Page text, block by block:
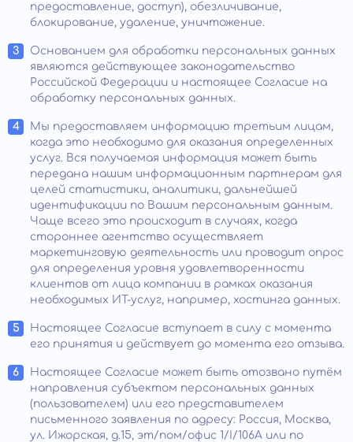
предоставление, доступ), обезличивание,
блокирование, удаление, уничтожение.
Основанием для обработки персональных данных
являются действующее законодательство
Российской Федерации и настоящее Согласие на
обработку персональных данных.
Мы предоставляем информацию третьим лицам,
когда это необходимо для оказания определенных
услуг. Вся получаемая информация может быть
передана нашим информационным партнерам для
целей статистики, аналитики, дальнейшей
идентификации по Вашим персональным данным.
Чаще всего это происходит в случаях, когда
стороннее агентство осуществляет
маркетинговую деятельность или проводит опрос
для определения уровня удовлетворенности
клиентов от лица компании в рамках оказания
необходимых ИТ-услуг, например, хостинга данных.
Настоящее Согласие вступает в силу с момента
его принятия и действует до момента его отзыва.
Настоящее Согласие может быть отозвано путём
направления субъектом персональных данных
(пользователем) или его представителем
письменного заявления по адресу: Россия, Москва,
ул. Ижорская, д.15, эт/пом/офис 1/I/106А или по